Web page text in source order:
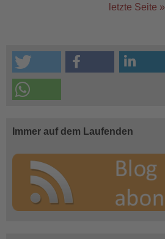
letzte Seite »
Immer auf dem Laufenden